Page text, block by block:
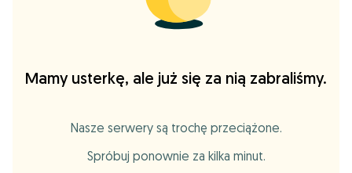
Mamy usterkę, ale już się za nią zabraliśmy.
Nasze serwery są trochę przeciążone.
Spróbuj ponownie za kilka minut.